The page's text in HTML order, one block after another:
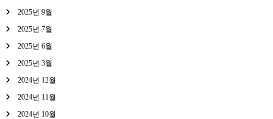
2025년 9월
2025년 7월
2025년 6월
2025년 3월
2024년 12월
2024년 11월
2024년 10월